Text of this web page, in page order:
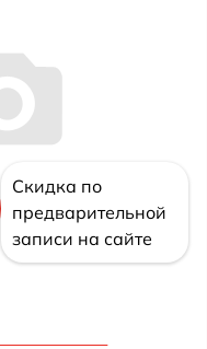
Скидка по
предварительной
записи на сайте